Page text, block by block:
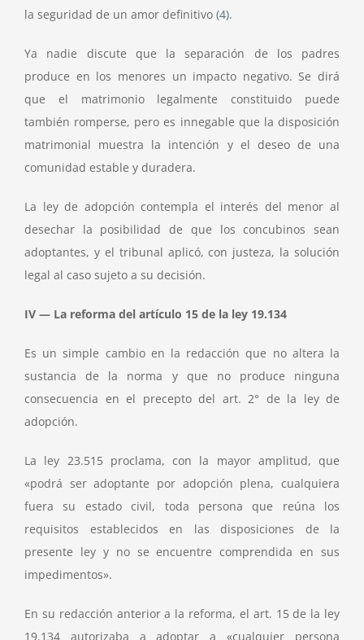
la seguridad de un amor definitivo (4).
Ya nadie discute que la separación de los padres
produce en los menores un impacto negativo. Se dirá
que el matrimonio legalmente constituido puede
también romperse, pero es innegable que la disposición
matrimonial muestra la intención y el deseo de una
comunidad estable y duradera.
La ley de adopción contempla el interés del menor al
desechar la posibilidad de que los concubinos sean
adoptantes, y el tribunal aplicó, con justeza, la solución
legal al caso sujeto a su decisión.
IV — La reforma del artículo 15 de la ley 19.134
Es un simple cambio en la redacción que no altera la
sustancia de la norma y que no produce ninguna
consecuencia en el precepto del art. 2° de la ley de
adopción.
La ley 23.515 proclama, con la mayor amplitud, que
«podrá ser adoptante por adopción plena, cualquiera
fuera su estado civil, toda persona que reúna los
requisitos establecidos en las disposiciones de la
presente ley y no se encuentre comprendida en sus
impedimentos».
En su redacción anterior a la reforma, el art. 15 de la ley
19.134 autorizaba a adoptar a «cualquier persona